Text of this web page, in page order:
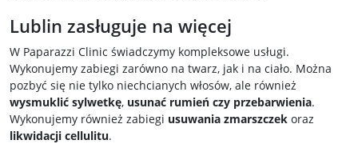
Lublin zasługuje na więcej
W Paparazzi Clinic świadczymy kompleksowe usługi.
Wykonujemy zabiegi zarówno na twarz, jak i na ciało. Można
pozbyć się nie tylko niechcianych włosów, ale również
wysmuklić sylwetkę, usunać rumień czy przebarwienia.
Wykonujemy również zabiegi usuwania zmarszczek oraz
likwidacji cellulitu.